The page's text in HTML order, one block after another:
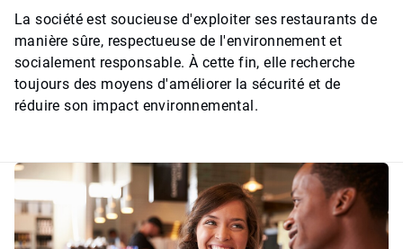
La société est soucieuse d'exploiter ses restaurants de
manière sûre, respectueuse de l'environnement et
socialement responsable. À cette fin, elle recherche
toujours des moyens d'améliorer la sécurité et de
réduire son impact environnemental.